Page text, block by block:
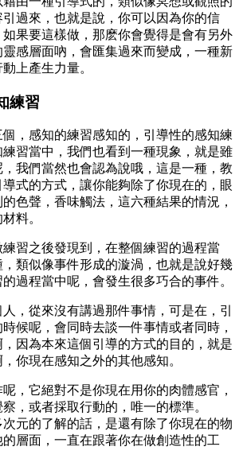
過來，也就是說，你可以因為你的信
果要這樣做，那麽你會覺得是會有另外
感層面吶，會匯集過來而變成，一種新
上產生力量。
練習
，感知的練習感知的，引導性的感知練
習當中，我們也看到一種現象，就是雖
我們當然也會認為說哦，這是一種，教
式的方式，讓你能夠除了你現在的，眼
色聲，香味觸法，這六種結果的情況，
料。
習之後發現到，在整個練習的過程當
類似像事件形成的漩渦，也就是說好幾
過程當中呢，會發生很多巧合的事件。
，從來沒有講過那件事情，可是在，引
候呢，會同時去談一件事情或者同時，
因為本來這個引導的方式的目的，就是
你現在感知之外的其他感知。
，它絕對不是你現在用你的肉體感官，
，或者採取行動的，唯一的標準。
元的了解的話，是還有除了你現在的物
層面，一直在跟著你在做創造性的工